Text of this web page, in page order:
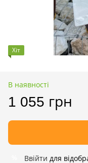
Хіт
В наявності
1 055 грн
Ввійти для